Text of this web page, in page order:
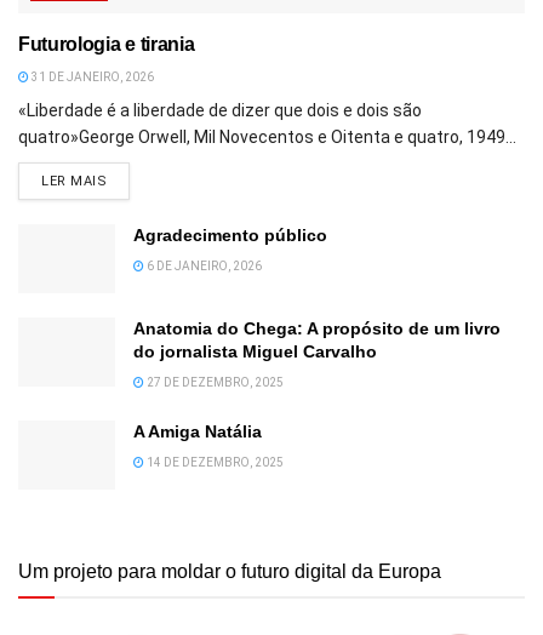
Futurologia e tirania
31 DE JANEIRO, 2026
«Liberdade é a liberdade de dizer que dois e dois são
quatro»George Orwell, Mil Novecentos e Oitenta e quatro, 1949...
LER MAIS
Agradecimento público
6 DE JANEIRO, 2026
Anatomia do Chega: A propósito de um livro
do jornalista Miguel Carvalho
27 DE DEZEMBRO, 2025
A Amiga Natália
14 DE DEZEMBRO, 2025
Um projeto para moldar o futuro digital da Europa